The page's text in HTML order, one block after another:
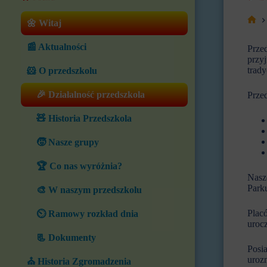
🌼 Witaj
📰 Aktualności
🐹 O przedszkolu
🎉 Działalność przedszkola
🧸 Historia Przedszkola
🧒 Nasze grupy
🏆 Co nas wyróżnia?
🎨 W naszym przedszkolu
⏲️ Ramowy rozkład dnia
📃 Dokumenty
⛪ Historia Zgromadzenia